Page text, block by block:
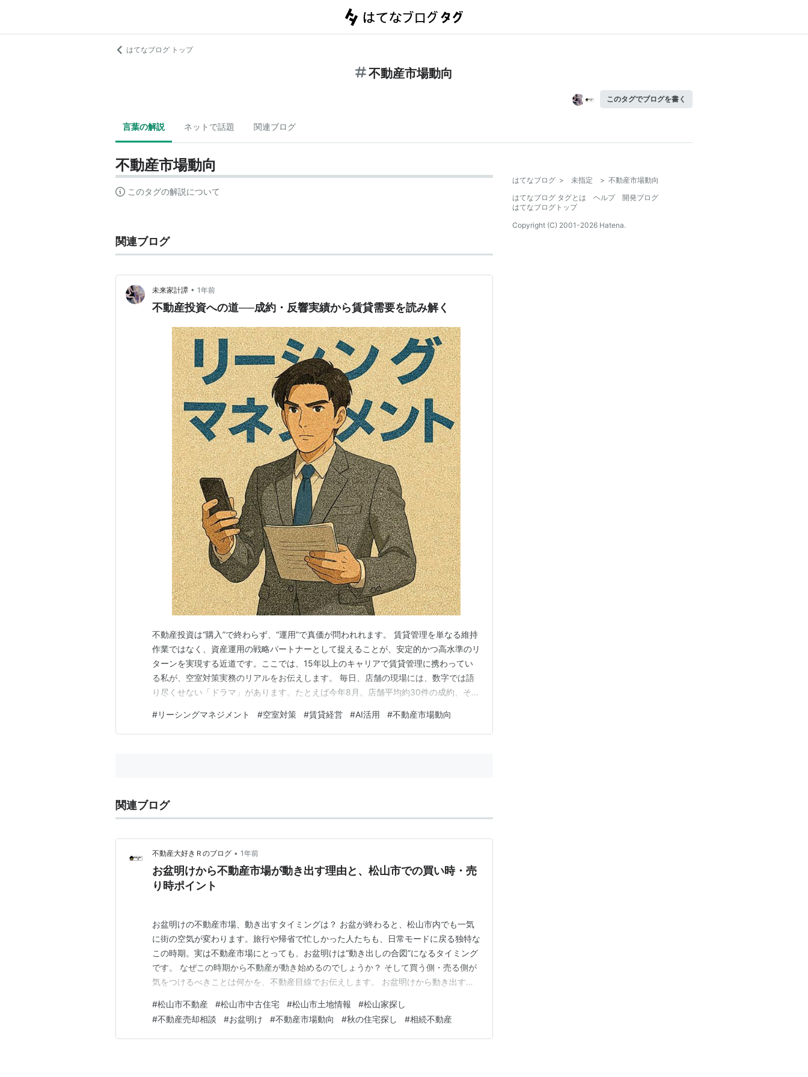
はてなブログ トップ
不動産市場動向
このタグでブログを書く
言葉の解説 ネットで話題 関連ブログ
不動産市場動向
このタグの解説について
関連ブログ
未来家計譚 • 1年前
不動産投資への道──成約・反響実績から賃貸需要を読み解く
不動産投資は“購入”で終わらず、“運用”で真価が問われれます。 賃貸管理を単なる維持
作業ではなく、資産運用の戦略パートナーとして捉えることが、安定的かつ高水準のリ
ターンを実現する近道です。ここでは、15年以上のキャリアで賃貸管理に携わってい
る私が、空室対策実務のリアルをお伝えします。 毎日、店舗の現場には、数字では語
り尽くせない「ドラマ」があります。たとえば今年8月。店舗平均約30件の成約、そし
が、未来の入居者の選択と、オーナーの経営に直結する生きた市場データです。 この
実績は、単なる数値ではありません。どの家賃水…
#リーシングマネジメント #空室対策 #賃貸経営 #AI活用 #不動産市場動向
関連ブログ
不動産大好きＲのブログ • 1年前
お盆明けから不動産市場が動き出す理由と、松山市での買い時・売
り時ポイント
お盆明けの不動産市場、動き出すタイミングは？ お盆が終わると、松山市内でも一気
に街の空気が変わります。旅行や帰省で忙しかった人たちも、日常モードに戻る独特な
この時期。実は不動産市場にとっても、お盆明けは“動き出しの合図”になるタイミング
です。 なぜこの時期から不動産が動き始めるのでしょうか？ そして買う側・売る側が
気をつけるべきことは何かを、不動産目線でお伝えします。 お盆明けから動き出す理
ント まとめ：動き出しを逃さないために お盆明けから動き出す理由 お盆は親戚や家族
が集まる機会。その中で「そろそろ家をどうす…
#松山市不動産 #松山市中古住宅 #松山市土地情報 #松山家探し
#不動産売却相談 #お盆明け #不動産市場動向 #秋の住宅探し #相続不動産
はてなブログ > 未指定 > 不動産市場動向
はてなブログ タグとは
ヘルプ
開発ブログ
はてなブログトップ
Copyright (C) 2001-2026 Hatena.